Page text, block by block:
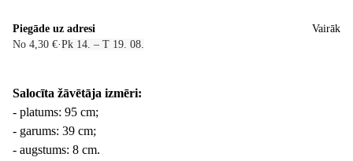
Piegāde uz adresi
No 4,30 €·Pk 14. – T 19. 08.
Vairāk
Salocīta žāvētāja izmēri:
- platums: 95 cm;
- garums: 39 cm;
- augstums: 8 cm.